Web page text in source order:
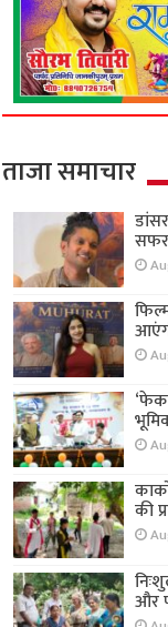
ताजा समाचार
‘फेक
की
और